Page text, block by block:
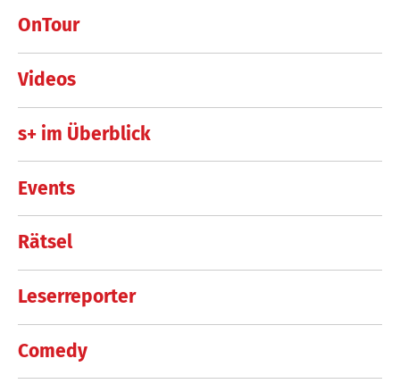
OnTour
Videos
s+ im Überblick
Events
Rätsel
Leserreporter
Comedy